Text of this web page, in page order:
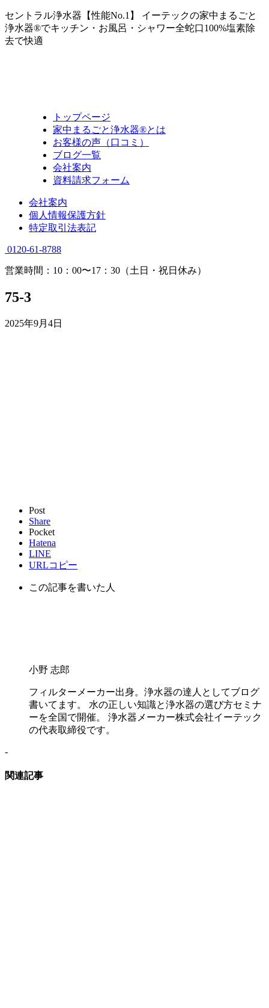
セントラル浄水器【性能No.1】 イーテックの家中まるごと
浄水器®でキッチン・お風呂・シャワー全蛇口100%塩素除
去で快適
トップページ
家中まるごと浄水器®とは
お客様の声（口コミ）
ブログ一覧
会社案内
資料請求フォーム
会社案内
個人情報保護方針
特定取引法表記
0120-61-8788
営業時間：10：00〜17：30（土日・祝日休み）
75-3
2025年9月4日
Post
Share
Pocket
Hatena
LINE
URLコピー
この記事を書いた人
小野 志郎
フィルターメーカー出身。浄水器の達人としてブログ
書いてます。 水の正しい知識と浄水器の選び方セミナ
ーを全国で開催。 浄水器メーカー株式会社イーテック
の代表取締役です。
-
関連記事